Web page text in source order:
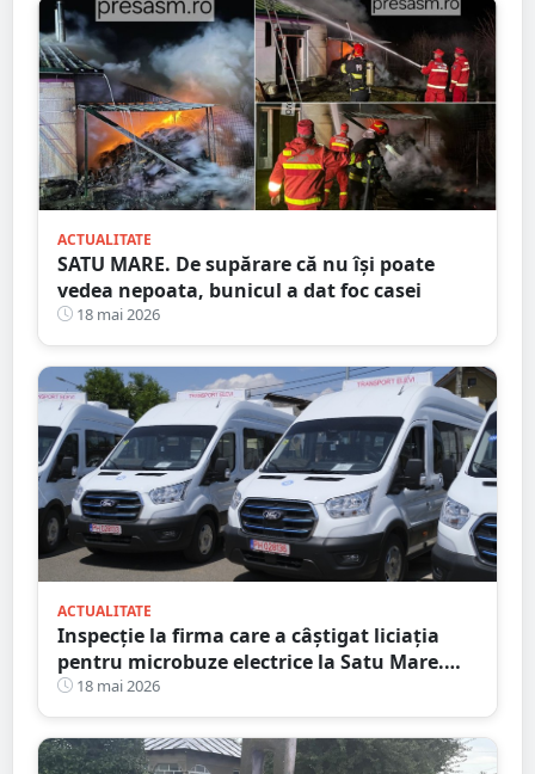
ACTUALITATE
SATU MARE. De supărare că nu își poate
vedea nepoata, bunicul a dat foc casei
18 mai 2026
ACTUALITATE
Inspecție la firma care a câștigat liciația
pentru microbuze electrice la Satu Mare.
Consiliul Concurenței a intrat pe fir
18 mai 2026